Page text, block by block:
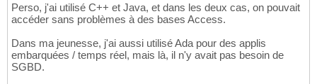
Perso, j'ai utilisé C++ et Java, et dans les deux cas, on pouvait
accéder sans problèmes à des bases Access.
Dans ma jeunesse, j'ai aussi utilisé Ada pour des applis
embarquées / temps réel, mais là, il n'y avait pas besoin de
SGBD.